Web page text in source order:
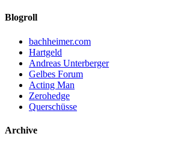
Blogroll
bachheimer.com
Hartgeld
Andreas Unterberger
Gelbes Forum
Acting Man
Zerohedge
Querschüsse
Archive